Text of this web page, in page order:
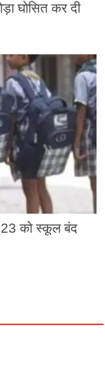
घोसित कर दी
को स्कूल बंद